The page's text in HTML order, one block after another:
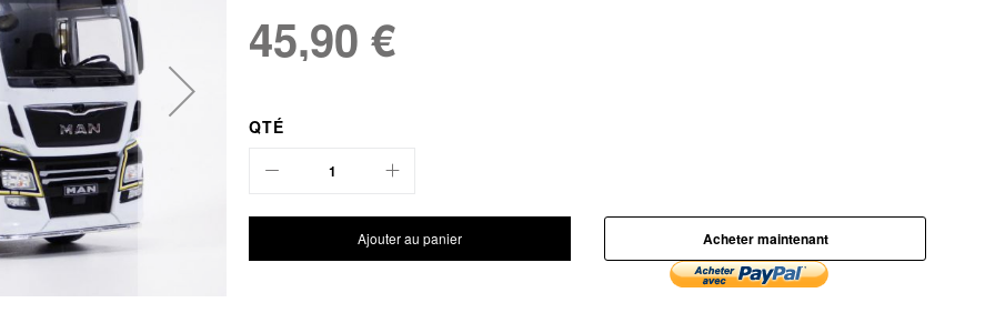
45,90 €
QTÉ
Ajouter au panier Acheter maintenant